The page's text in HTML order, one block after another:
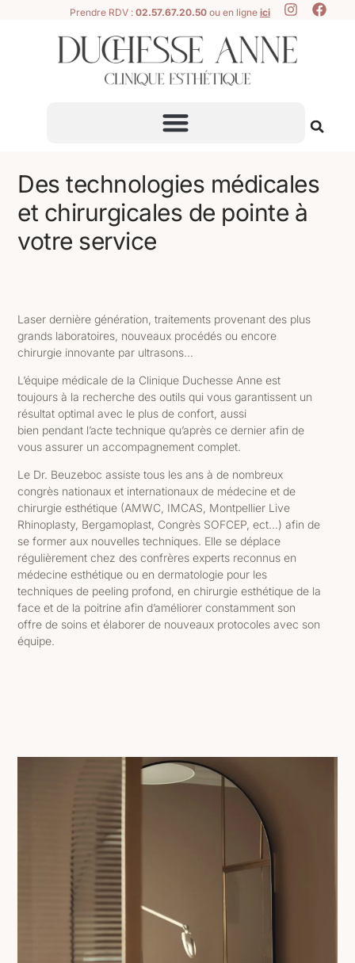
Prendre RDV : 02.57.67.20.50ou en ligne ici
Des technologies médicales
et chirurgicales de pointe à
votre service
Laser dernière génération, traitements provenant des plus
grands laboratoires, nouveaux procédés ou encore
chirurgie innovante par ultrasons…
L’équipe médicale de la Clinique Duchesse Anne est
toujours à la recherche des outils qui vous garantissent un
résultat optimal avec le plus de confort, aussi
bien pendant l’acte technique qu’après ce dernier afin de
vous assurer un accompagnement complet.
Le Dr. Beuzeboc assiste tous les ans à de nombreux
congrès nationaux et internationaux de médecine et de
chirurgie esthétique (AMWC, IMCAS, Montpellier Live
Rhinoplasty, Bergamoplast, Congrès SOFCEP, ect…) afin de
se former aux nouvelles techniques. Elle se déplace
régulièrement chez des confrères experts reconnus en
médecine esthétique ou en dermatologie pour les
techniques de peeling profond, en chirurgie esthétique de la
face et de la poitrine afin d’améliorer constamment son
offre de soins et élaborer de nouveaux protocoles avec son
équipe.